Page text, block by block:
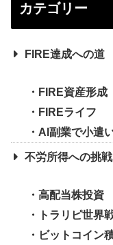
カテゴリー
FIRE達成への道
FIRE資産形成
FIREライフ
AI副業で小遣
不労所得への挑戦
高配当株投資
トラリピ世界
ビットコイン